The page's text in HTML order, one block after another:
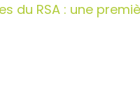
du RSA : une